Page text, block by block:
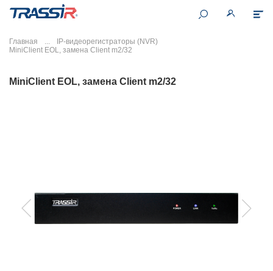
Главная
IP-видеорегистраторы (NVR)
MiniClient EOL, замена Client m2/32
MiniClient EOL, замена Client m2/32